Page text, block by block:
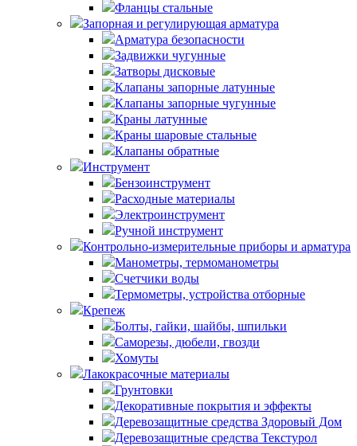
Фланцы стальные
Запорная и регулирующая арматура
Арматура безопасности
Задвижки чугунные
Затворы дисковые
Клапаны запорные латунные
Клапаны запорные чугунные
Краны латунные
Краны шаровые стальные
Клапаны обратные
Инструмент
Бензоинструмент
Расходные материалы
Электроинструмент
Ручной инструмент
Контрольно-измерительные приборы и арматура
Манометры, термоманометры
Счетчики воды
Термометры, устройства отборные
Крепеж
Болты, гайки, шайбы, шпильки
Саморезы, дюбели, гвозди
Хомуты
Лакокрасочные материалы
Грунтовки
Декоративные покрытия и эффекты
Деревозащитные средства Здоровый Дом
Деревозащитные средства Текстурол